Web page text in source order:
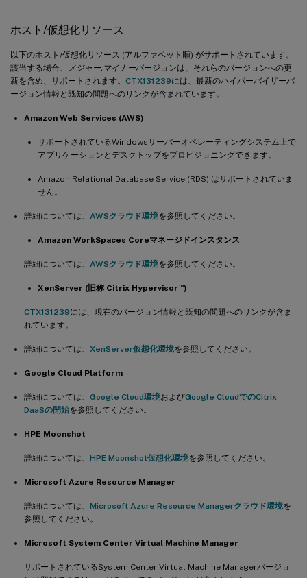
ホスト/仮想化リソース
以下のホスト/仮想化リソース (アルファベット順) がサポートされています。
該当する場合、
メジャー.マイナーバージョンは、それらのバージョンへの更
新を含め、サポートされます。 CTX131239には、最新のハイパーバイザーバ
ージョン情報と既知の問題へのリンクが含まれています。
Amazon Web Services (AWS)
サポートされているWindowsサーバーオペレーティングシステム上で
アプリケーションとデスクトップをプロビジョニングできます。
Amazon Relational Database Service (RDS) はサポートされていま
せん。
詳細については、 AWSクラウド環境を参照してください。
Amazon WorkSpaces Coreマネージドインスタンス
詳細については、 AWSクラウド環境を参照してください。
XenServer (旧称 Citrix Hypervisor ™)
CTX131239には、現在のバージョン情報と既知の問題へのリンクが含ま
れています。
詳細については、 XenServer仮想化環境を参照してください。
Google Cloud Platform
詳細については、 Google Cloud環境およびGoogle CloudでのCitrix
DaaSの開始を参照してください。
HPE Moonshot
詳細については、 HPE Moonshot仮想化環境を参照してください。
Microsoft Azure Resource Manager
詳細については、 Microsoft Azure Resource Managerクラウド環境を
参照してください。
Microsoft System Center Virtual Machine Manager
サポートされているSystem Center Virtual Machine Managerバージョ